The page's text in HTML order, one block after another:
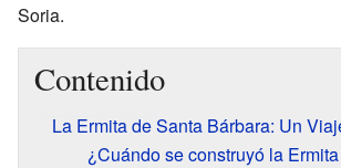
Soria.
Contenido
La Ermita de Santa Bárbara: Un
¿Cuándo se construyó la